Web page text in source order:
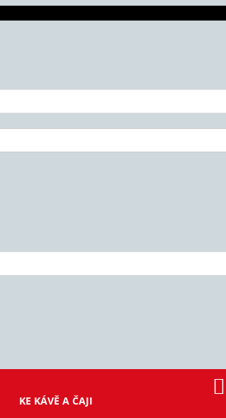
KE KÁVĚ A ČAJI